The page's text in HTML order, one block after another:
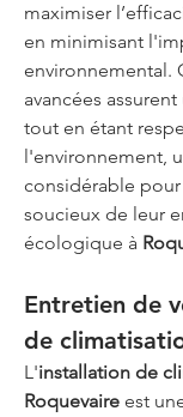
maximiser
en minimisant
environnemental.
avancées
tout en étant
l'environnement,
considérable
soucieux de leur
écologique à
Entretien de
de
L'installation de
Roquevaire est